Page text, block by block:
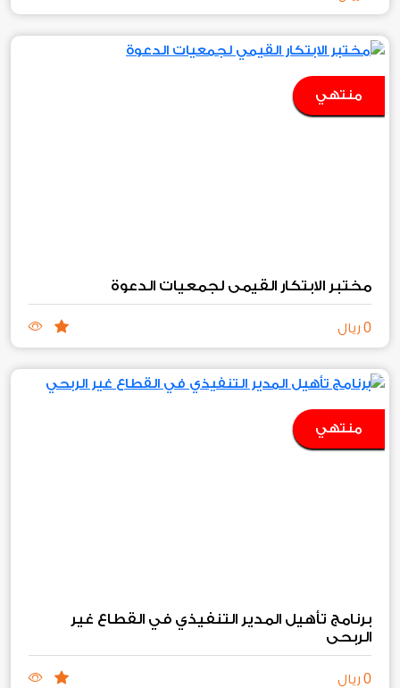
منتهي
مختبر الابتكار القيمي لجمعيات الدعوة
0 ريال
منتهي
برنامج تأهيل المدير التنفيذي في القطاع غير
الربحي
0 ريال